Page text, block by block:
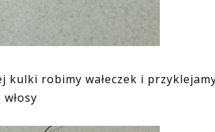
kulki robimy wałeczek i
włosy